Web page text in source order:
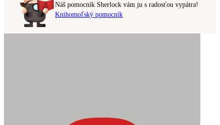
Náš pomocník Sherlock vám ju s radosťou vypátra!
Knihomoľský pomocník